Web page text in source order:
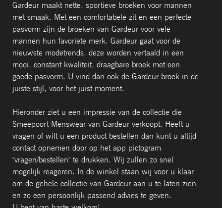
Gardeur maakt nette, sportieve broeken voor mannen
met smaak. Met een comfortabele zit en een perfecte
pasvorm zijn de broeken van Gardeur voor vele
mannen hun favoriete merk. Gardeur gaat voor de
nieuwste modetrends, deze worden vertaald in een
mooi, constant kwaliteit, draagbare broek met een
goede pasvorm. U vind dan ook de Gardeur broek in de
juiste stijl, voor het juist moment.
Hieronder ziet u een impressie van de collectie die
Smeepoort Menswear van Gardeur verkoopt. Heeft u
vragen of wilt u een product bestellen dan kunt u altijd
contact opnemen door op het app pictogram
"vragen/bestellen" te drukken. Wij zullen zo snel
mogelijk reageren. In de winkel staan wij voor u klaar
om de gehele collectie van Gardeur aan u te laten zien
en zo een persoonlijk passend advies te geven.